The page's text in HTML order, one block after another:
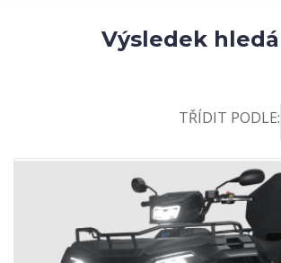
Výsledek
TŘÍDIT PODLE: